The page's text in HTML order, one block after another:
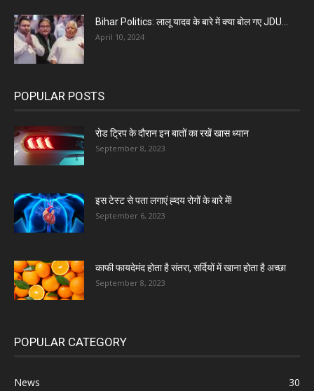
Bihar Politics: लालू यादव के बारे में क्या बोल गए JDU...
April 10, 2024
POPULAR POSTS
रोड ट्रिप के दौरान इन बातों का रखें खास ध्यान
September 8, 2023
इस टेस्ट से पता लगाएं ह्दय रोगों के बारे में!
September 6, 2023
काफी फायदेमंद होता है संतरा, सर्दियों में खाना होता है अच्छा
September 8, 2023
POPULAR CATEGORY
News
30